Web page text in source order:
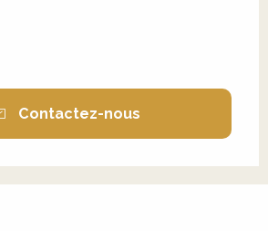
Contactez-nous